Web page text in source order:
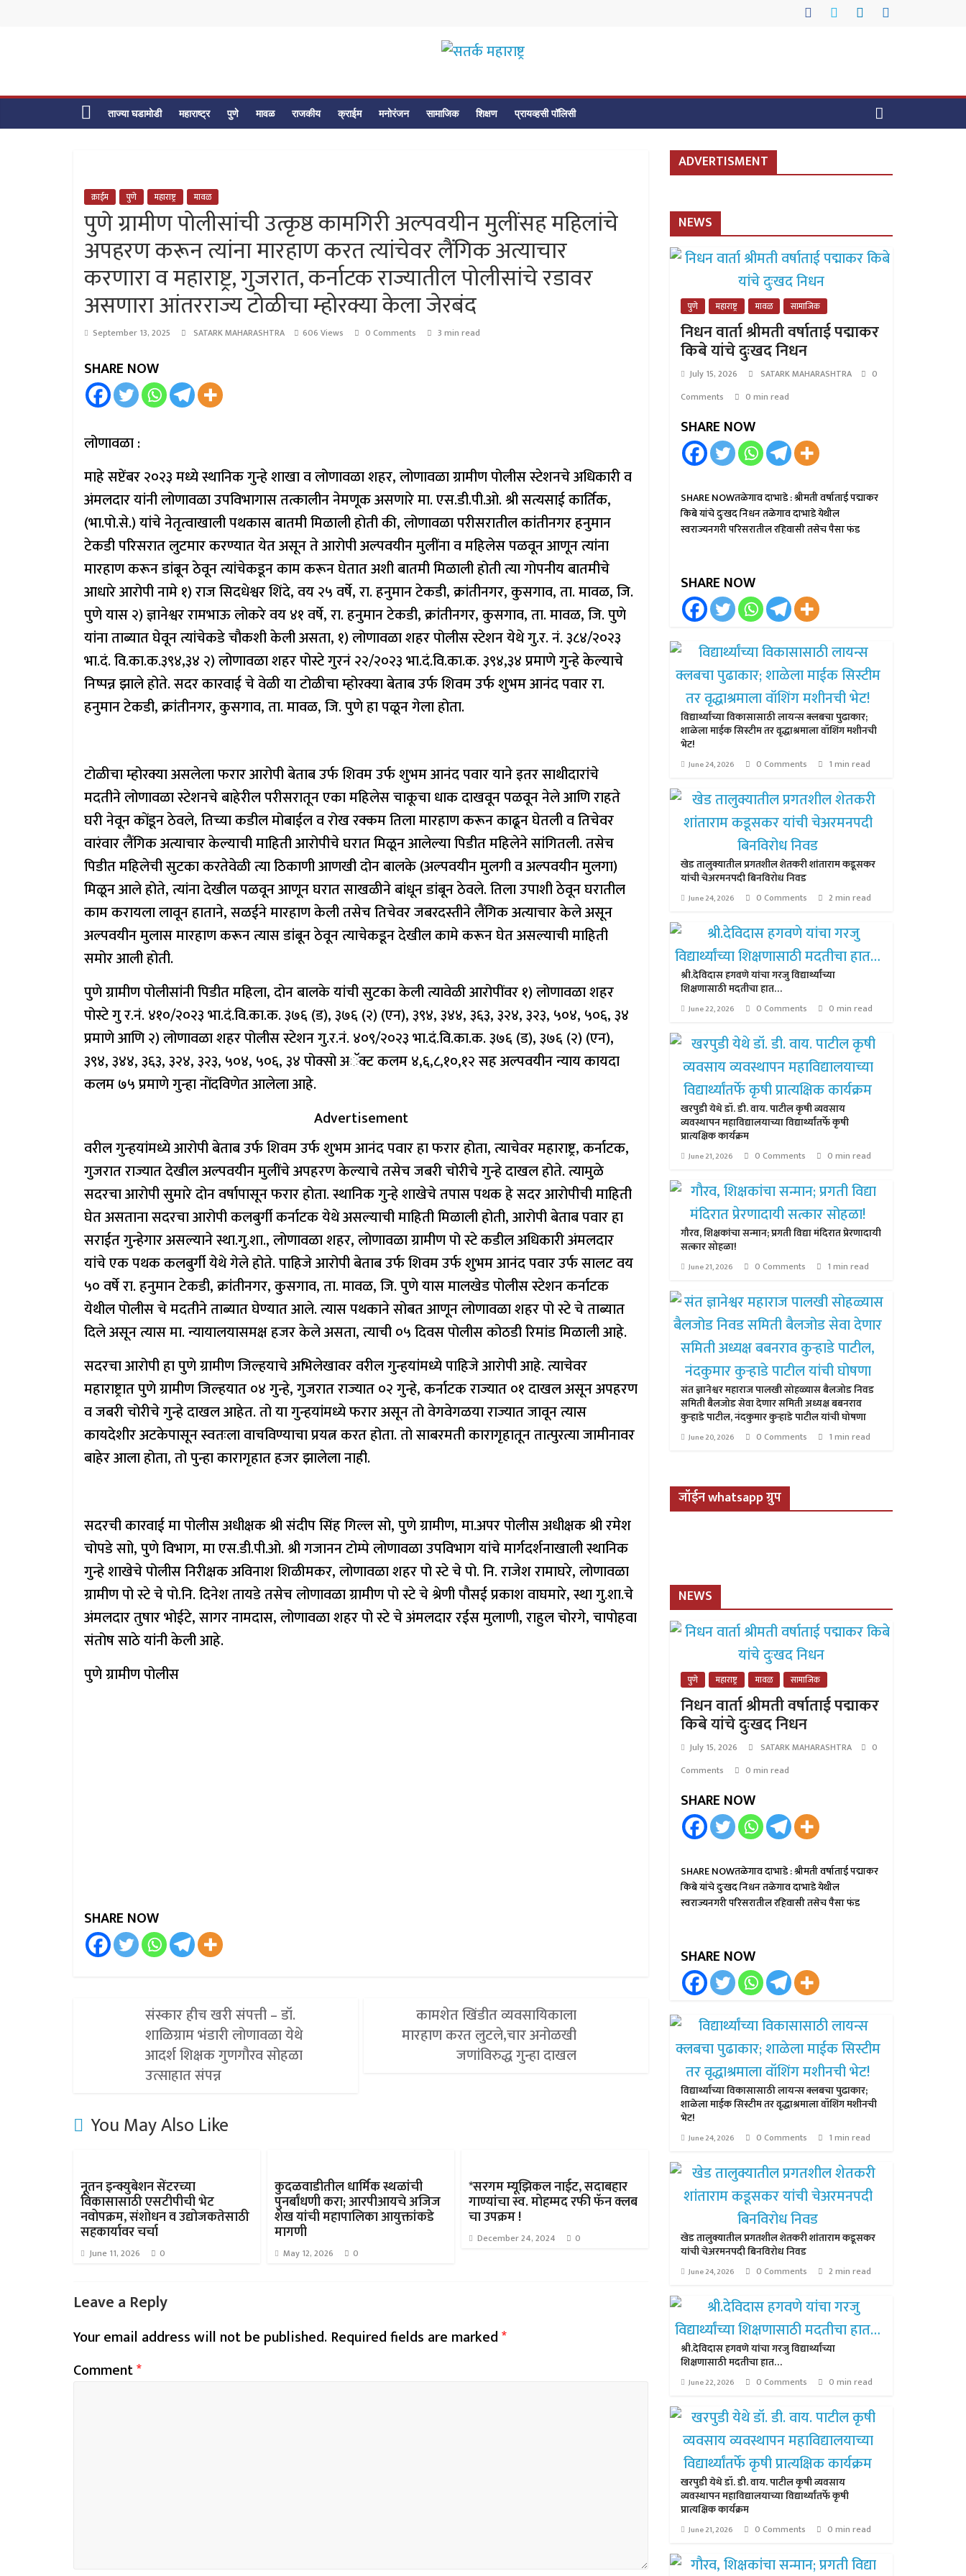
सतर्क
महाराष्ट्र
ताज्या घडामोडी महाराष्ट्र पुणे मावळ राजकीय क्राईम मनोरंजन सामाजिक शिक्षण प्रायव्हसी पॉलिसी
क्राईम पुणे महाराष्ट्र मावळ
पुणे ग्रामीण पोलीसांची उत्कृष्ठ कामगिरी अल्पवयीन मुलींसह महिलांचे
अपहरण करून त्यांना मारहाण करत त्यांचेवर लैंगिक अत्याचार
करणारा व महाराष्ट्र, गुजरात, कर्नाटक राज्यातील पोलीसांचे रडावर
असणारा आंतरराज्य टोळीचा म्होरक्या केला जेरबंद
September 13, 2025 SATARK MAHARASHTRA 606 Views 0 Comments 3 min read
SHARE NOW
लोणावळा :
माहे सप्टेंबर २०२३ मध्ये स्थानिक गुन्हे शाखा व लोणावळा शहर, लोणावळा ग्रामीण पोलीस स्टेशनचे अधिकारी व
अंमलदार यांनी लोणावळा उपविभागास तत्कालीन नेमणूक असणारे मा. एस.डी.पी.ओ. श्री सत्यसाई कार्तिक,
(भा.पो.से.) यांचे नेतृत्वाखाली पथकास बातमी मिळाली होती की, लोणावळा परीसरातील कांतीनगर हनुमान
टेकडी परिसरात लुटमार करण्यात येत असून ते आरोपी अल्पवयीन मुलींना व महिलेस पळवून आणून त्यांना
मारहाण करून डांबून ठेवून त्यांचेकडून काम करून घेतात अशी बातमी मिळाली होती त्या गोपनीय बातमीचे
आधारे आरोपी नामे १) राज सिदधेश्वर शिंदे, वय २५ वर्षे, रा. हनुमान टेकडी, क्रांतीनगर, कुसगाव, ता. मावळ, जि.
पुणे यास २) ज्ञानेश्वर रामभाऊ लोकरे वय ४१ वर्षे, रा. हनुमान टेकडी, क्रांतीनगर, कुसगाव, ता. मावळ, जि. पुणे
यांना ताब्यात घेवून त्यांचेकडे चौकशी केली असता, १) लोणावळा शहर पोलीस स्टेशन येथे गु.र. नं. ३८४/२०२३
भा.दं. वि.का.क.३९४,३४ २) लोणावळा शहर पोस्टे गुरनं २२/२०२३ भा.दं.वि.का.क. ३९४,३४ प्रमाणे गुन्हे केल्याचे
निष्पन्न झाले होते. सदर कारवाई चे वेळी या टोळीचा म्होरक्या बेताब उर्फ शिवम उर्फ शुभम आनंद पवार रा.
हनुमान टेकडी, क्रांतीनगर, कुसगाव, ता. मावळ, जि. पुणे हा पळून गेला होता.
टोळीचा म्होरक्या असलेला फरार आरोपी बेताब उर्फ शिवम उर्फ शुभम आनंद पवार याने इतर साथीदारांचे
मदतीने लोणावळा स्टेशनचे बाहेरील परीसरातून एका महिलेस चाकूचा धाक दाखवून पळवून नेले आणि राहते
घरी नेवून कोंडून ठेवले, तिच्या कडील मोबाईल व रोख रक्कम तिला मारहाण करून काढून घेतली व तिचेवर
वारंवार लैंगिक अत्याचार केल्याची माहिती आरोपीचे घरात मिळून आलेल्या पिडीत महिलेने सांगितली. तसेच
पिडीत महिलेची सुटका करतेवेळी त्या ठिकाणी आणखी दोन बालके (अल्पवयीन मुलगी व अल्पवयीन मुलगा)
मिळून आले होते, त्यांना देखील पळवून आणून घरात साखळीने बांधून डांबून ठेवले. तिला उपाशी ठेवून घरातील
काम करायला लावून हाताने, सळईने मारहाण केली तसेच तिचेवर जबरदस्तीने लैंगिक अत्याचार केले असून
अल्पवयीन मुलास मारहाण करून त्यास डांबून ठेवून त्याचेकडून देखील कामे करून घेत असल्याची माहिती
समोर आली होती.
पुणे ग्रामीण पोलीसांनी पिडीत महिला, दोन बालके यांची सुटका केली त्यावेळी आरोपींवर १) लोणावळा शहर
पोस्टे गु र.नं. ४१०/२०२३ भा.दं.वि.का.क. ३७६ (ड), ३७६ (२) (एन), ३९४, ३४४, ३६३, ३२४, ३२३, ५०४, ५०६, ३४
प्रमाणे आणि २) लोणावळा शहर पोलीस स्टेशन गु.र.नं. ४०९/२०२३ भा.दं.वि.का.क. ३७६ (ड), ३७६ (२) (एन),
३९४, ३४४, ३६३, ३२४, ३२३, ५०४, ५०६, ३४ पोक्सो अॅक्ट कलम ४,६,८,१०,१२ सह अल्पवयीन न्याय कायदा
कलम ७५ प्रमाणे गुन्हा नोंदविणेत आलेला आहे.
Advertisement
वरील गुन्हयांमध्ये आरोपी बेताब उर्फ शिवम उर्फ शुभम आनंद पवार हा फरार होता, त्याचेवर महाराष्ट्र, कर्नाटक,
गुजरात राज्यात देखील अल्पवयीन मुलींचे अपहरण केल्याचे तसेच जबरी चोरीचे गुन्हे दाखल होते. त्यामुळे
सदरचा आरोपी सुमारे दोन वर्षापासून फरार होता. स्थानिक गुन्हे शाखेचे तपास पथक हे सदर आरोपीची माहिती
घेत असताना सदरचा आरोपी कलबुर्गी कर्नाटक येथे असल्याची माहिती मिळाली होती, आरोपी बेताब पवार हा
सराईत गुन्हेगार असल्याने स्था.गु.शा., लोणावळा शहर, लोणावळा ग्रामीण पो स्टे कडील अधिकारी अंमलदार
यांचे एक पथक कलबुर्गी येथे गेले होते. पाहिजे आरोपी बेताब उर्फ शिवम उर्फ शुभम आनंद पवार उर्फ सालट वय
५० वर्षे रा. हनुमान टेकडी, क्रांतीनगर, कुसगाव, ता. मावळ, जि. पुणे यास मालखेड पोलीस स्टेशन कर्नाटक
येथील पोलीस चे मदतीने ताब्यात घेण्यात आले. त्यास पथकाने सोबत आणून लोणावळा शहर पो स्टे चे ताब्यात
दिले असून त्यास मा. न्यायालयासमक्ष हजर केले असता, त्याची ०५ दिवस पोलीस कोठडी रिमांड मिळाली आहे.
सदरचा आरोपी हा पुणे ग्रामीण जिल्हयाचे अभिलेखावर वरील गुन्हयांमध्ये पाहिजे आरोपी आहे. त्याचेवर
महाराष्ट्रात पुणे ग्रामीण जिल्हयात ०४ गुन्हे, गुजरात राज्यात ०२ गुन्हे, कर्नाटक राज्यात ०१ दाखल असून अपहरण
व जबरी चोरीचे गुन्हे दाखल आहेत. तो या गुन्हयांमध्ये फरार असून तो वेगवेगळया राज्यात जावून त्यास
कायदेशीर अटकेपासून स्वतःला वाचविण्याचा प्रयत्न करत होता. तो साबरमती कारागृहातून तात्पुरत्या जामीनावर
बाहेर आला होता, तो पुन्हा कारागृहात हजर झालेला नाही.
सदरची कारवाई मा पोलीस अधीक्षक श्री संदीप सिंह गिल्ल सो, पुणे ग्रामीण, मा.अपर पोलीस अधीक्षक श्री रमेश
चोपडे साो, पुणे विभाग, मा एस.डी.पी.ओ. श्री गजानन टोम्पे लोणावळा उपविभाग यांचे मार्गदर्शनाखाली स्थानिक
गुन्हे शाखेचे पोलीस निरीक्षक अविनाश शिळीमकर, लोणावळा शहर पो स्टे चे पो. नि. राजेश रामाघरे, लोणावळा
ग्रामीण पो स्टे चे पो.नि. दिनेश तायडे तसेच लोणावळा ग्रामीण पो स्टे चे श्रेणी पौसई प्रकाश वाघमारे, स्था गु.शा.चे
अंमलदार तुषार भोईटे, सागर नामदास, लोणावळा शहर पो स्टे चे अंमलदार रईस मुलाणी, राहुल चोरगे, चापोहवा
संतोष साठे यांनी केली आहे.
पुणे ग्रामीण पोलीस
SHARE NOW
संस्कार हीच खरी संपत्ती – डॉ.
शाळिग्राम भंडारी लोणावळा येथे
आदर्श शिक्षक गुणगौरव सोहळा
उत्साहात संपन्न
कामशेत खिंडीत व्यवसायिकाला
मारहाण करत लुटले,चार अनोळखी
जणांविरुद्ध गुन्हा दाखल
You May Also Like
नूतन इन्क्युबेशन सेंटरच्या
विकासासाठी एसटीपीची भेट
नवोपक्रम, संशोधन व उद्योजकतेसाठी
सहकार्यावर चर्चा
June 11, 2026 0
कुदळवाडीतील धार्मिक स्थळांची
पुनर्बांधणी करा; आरपीआयचे अजिज
शेख यांची महापालिका आयुक्तांकडे
मागणी
May 12, 2026 0
*सरगम म्यूझिकल नाईट, सदाबहार
गाण्यांचा स्व. मोहम्मद रफी फॅन क्लब
चा उपक्रम !
December 24, 2024 0
Leave a Reply
Your email address will not be published. Required fields are marked*
Comment*
ADVERTISMENT
NEWS
पुणे महाराष्ट्र मावळ सामाजिक
निधन वार्ता श्रीमती वर्षाताई पद्माकर
किबे यांचे दुःखद निधन
July 15, 2026 SATARK MAHARASHTRA
0
Comments
0 min read
SHARE NOW
SHARE NOWतळेगाव दाभाडे : श्रीमती वर्षाताई पद्माकर
किबे यांचे दुःखद निधन तळेगाव दाभाडे येथील
स्वराज्यनगरी परिसरातील रहिवासी तसेच पैसा फंड
SHARE NOW
विद्यार्थ्यांच्या विकासासाठी लायन्स क्लबचा पुढाकार;
शाळेला माईक सिस्टीम तर वृद्धाश्रमाला वॉशिंग मशीनची
भेट!
June 24, 2026 0 Comments 1 min read
खेड तालुक्यातील प्रगतशील शेतकरी शांताराम कडूसकर
यांची चेअरमनपदी बिनविरोध निवड
June 24, 2026 0 Comments 2 min read
श्री.देविदास हगवणे यांचा गरजु विद्यार्थ्यांच्या
शिक्षणासाठी मदतीचा हात…
June 22, 2026 0 Comments 0 min read
खरपुडी येथे डॉ. डी. वाय. पाटील कृषी व्यवसाय
व्यवस्थापन महाविद्यालयाच्या विद्यार्थ्यांतर्फे कृषी
प्रात्यक्षिक कार्यक्रम
June 21, 2026 0 Comments 0 min read
गौरव, शिक्षकांचा सन्मान; प्रगती विद्या मंदिरात प्रेरणादायी
सत्कार सोहळा!
June 21, 2026 0 Comments 1 min read
संत ज्ञानेश्वर महाराज पालखी सोहळ्यास बैलजोड निवड
समिती बैलजोड सेवा देणार समिती अध्यक्ष बबनराव
कुऱ्हाडे पाटील, नंदकुमार कुऱ्हाडे पाटील यांची घोषणा
June 20, 2026 0 Comments 1 min read
जॉईन whatsapp ग्रुप
NEWS
पुणे महाराष्ट्र मावळ सामाजिक
निधन वार्ता श्रीमती वर्षाताई पद्माकर
किबे यांचे दुःखद निधन
July 15, 2026 SATARK MAHARASHTRA
0
Comments
0 min read
SHARE NOW
SHARE NOWतळेगाव दाभाडे : श्रीमती वर्षाताई पद्माकर
किबे यांचे दुःखद निधन तळेगाव दाभाडे येथील
स्वराज्यनगरी परिसरातील रहिवासी तसेच पैसा फंड
SHARE NOW
विद्यार्थ्यांच्या विकासासाठी लायन्स क्लबचा पुढाकार;
शाळेला माईक सिस्टीम तर वृद्धाश्रमाला वॉशिंग मशीनची
भेट!
June 24, 2026 0 Comments 1 min read
खेड तालुक्यातील प्रगतशील शेतकरी शांताराम कडूसकर
यांची चेअरमनपदी बिनविरोध निवड
June 24, 2026 0 Comments 2 min read
श्री.देविदास हगवणे यांचा गरजु विद्यार्थ्यांच्या
शिक्षणासाठी मदतीचा हात…
June 22, 2026 0 Comments 0 min read
खरपुडी येथे डॉ. डी. वाय. पाटील कृषी व्यवसाय
व्यवस्थापन महाविद्यालयाच्या विद्यार्थ्यांतर्फे कृषी
प्रात्यक्षिक कार्यक्रम
June 21, 2026 0 Comments 0 min read